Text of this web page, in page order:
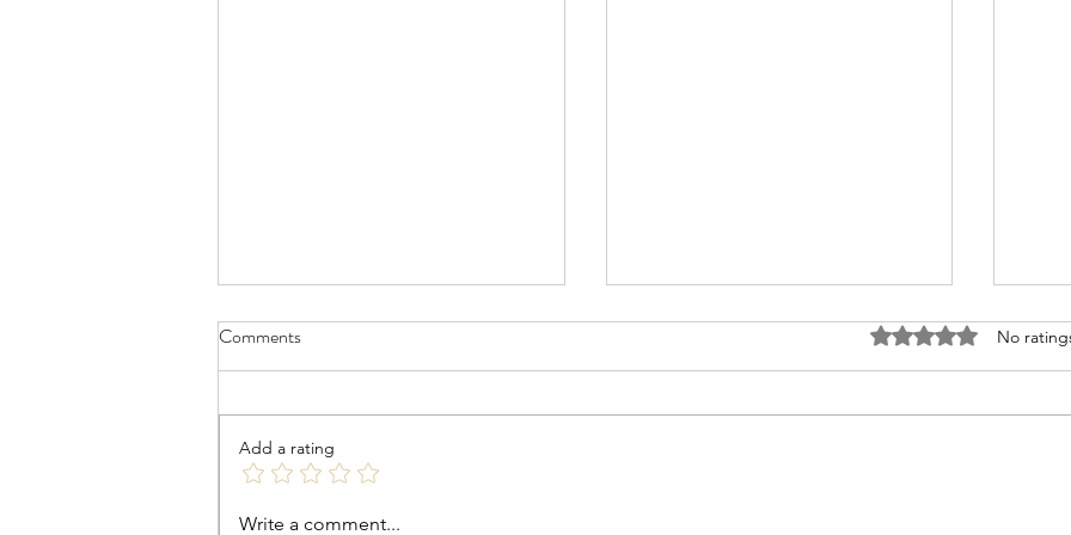
The future of skincare
Comments Rated 0 out of 5
No
Add a rating
Write a comment...